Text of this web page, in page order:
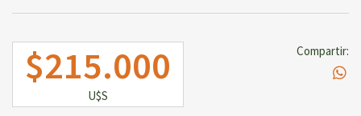
$215.000
U$S
Compartir: